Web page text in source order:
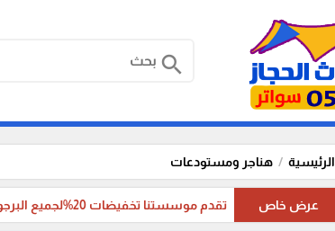
search
الرئيسية هناجر ومستودعات
عرض خاص تقدم موسستنا تخفيضات 20%لجميع البرجولات ،وسواتر ،وقرميد وبيوت الشعر،وبناء الملاحق الخارجية، والترميم ،لأهلنا في جدة والطائف